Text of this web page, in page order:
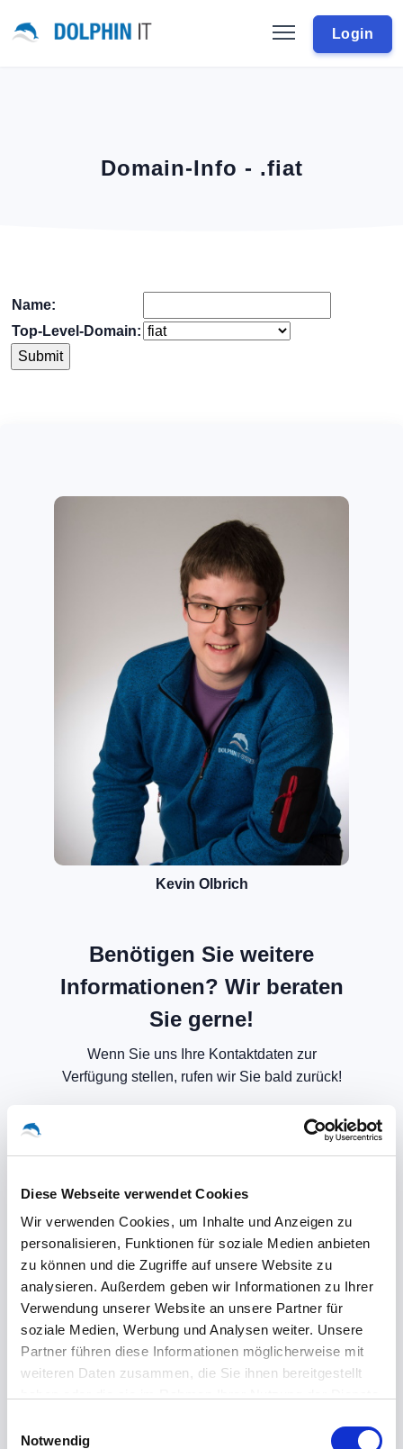
Diese Webseite verwendet Cookies
Wir verwenden Cookies, um Inhalte und Anzeigen zu
personalisieren, Funktionen für soziale Medien anbieten
zu können und die Zugriffe auf unsere Website zu
analysieren. Außerdem geben wir Informationen zu Ihrer
Verwendung unserer Website an unsere Partner für
soziale Medien, Werbung und Analysen weiter. Unsere
Partner führen diese Informationen möglicherweise mit
weiteren Daten zusammen, die Sie ihnen bereitgestellt
Notwendig
Login
Domain-Info - .fiat
Name:
Top-Level-Domain:
Kevin Olbrich
Benötigen Sie weitere
Informationen? Wir beraten
Sie gerne!
Wenn Sie uns Ihre Kontaktdaten zur
Verfügung stellen, rufen wir Sie bald zurück!
Mit dem Absenden des Formulars
akzeptieren Sie unsere
Datenschutzbestimmungen.